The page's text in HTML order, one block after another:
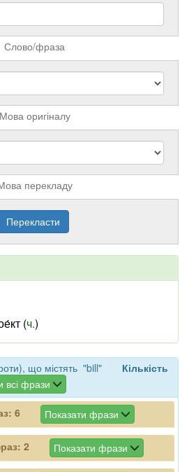
Слово/фраза
Мова оригіналу
перекладу
(ч.)
що містять "bill"
Кількість
всі фрази
6 Показати фрази
2 Показати фрази